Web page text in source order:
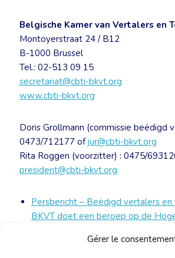
Gérer le
Belgische Kamer van Vertalers en
Montoyerstraat 24 / B12
B-1000 Brussel
Tel.: 02-513 09 15
secretariat@cbti-bkvt.org
www.cbti-bkvt.org
Doris Grollmann (commissie beëdigd
0473/712177 ofjur@cbti-bkvt.org
Rita Roggen (voorzitter) : 0475/
president@cbti-bkvt.org
Persbericht – Beëdigd vertalers en
BKVT doet een beroep op de
Geens bij te stellen[PDF]